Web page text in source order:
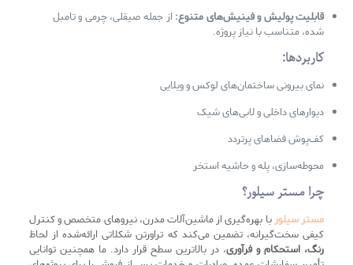
قابلیت پولیش و فینیش‌های متنوع: از جمله صیقلی، چرمی و تامبل
شده، متناسب با نیاز پروژه.
کاربردها:
نمای بیرونی ساختمان‌های لوکس و ویلایی
دیوارهای داخلی و لابی‌های شیک
کف‌پوش فضاهای پرتردد
محوطه‌سازی، پله و حاشیه استخر
چرا مستر سیلور؟
مستر سیلوربا بهره‌گیری از ماشین‌آلات مدرن، نیروهای متخصص و کنترل
کیفی سخت‌گیرانه، تضمین می‌کند که تراورتن شکلاتی ارائه‌شده از لحاظ
رنگ، استحکام و فرآوری، در بالاترین سطح قرار دارد. ما همچنین توانایی